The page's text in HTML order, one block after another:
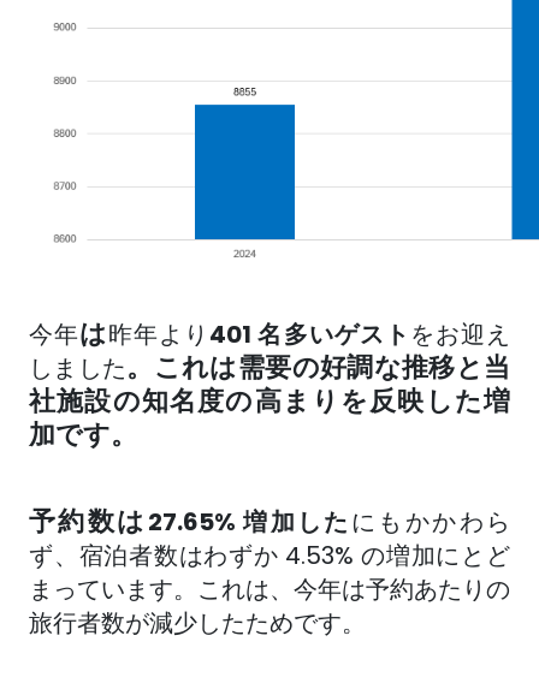
今年は昨年より 401 名多いゲスト をお迎え
しました。これは需要の好調な推移と当
社施設の知名度の高まりを反映した増
加です。
予約数は27.65% 増加した にもかかわら
ず、宿泊者数はわずか 4.53% の増加にとど
まっています。これは、今年は予約あたりの
旅行者数が減少したためです。